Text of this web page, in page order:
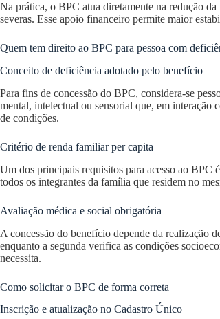
Na prática, o BPC atua diretamente na redução
severas. Esse apoio financeiro permite maior
Quem tem direito ao BPC para pessoa com
Conceito de deficiência adotado pelo benefício
Para fins de concessão do BPC, considera-se
mental, intelectual ou sensorial que, em interação
de condições.
Critério de renda familiar per capita
Um dos principais requisitos para acesso ao
todos os integrantes da família que residem no
Avaliação médica e social obrigatória
A concessão do benefício depende da realização
enquanto a segunda verifica as condições
necessita.
Como solicitar o BPC de forma correta
Inscrição e atualização no Cadastro Único